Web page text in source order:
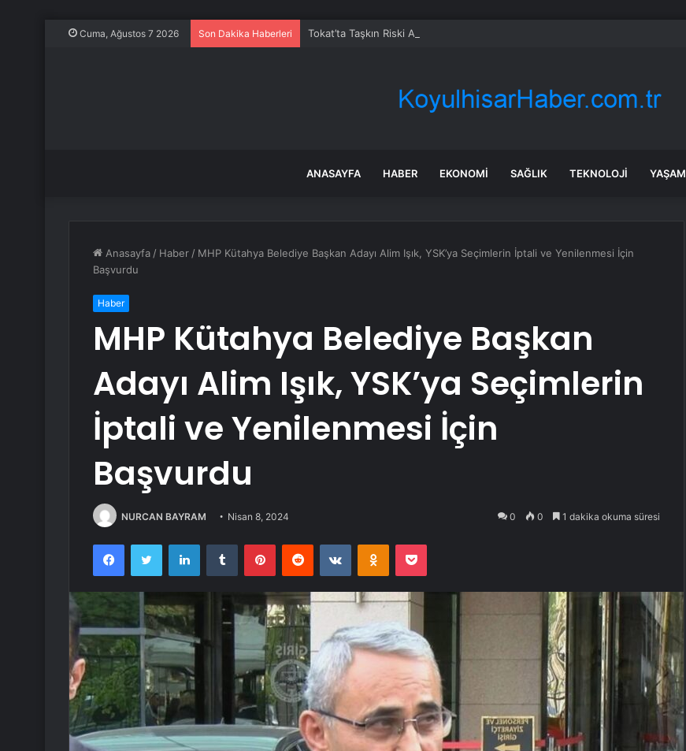
Cuma, Ağustos 7 2026 Son Dakika Haberleri Tokat’ta Taşkın Riski Artıyor
ANASAYFA HABER EKONOMI SAĞLIK TEKNOLOJI YAŞAM
Anasayfa / Haber / MHP Kütahya Belediye Başkan Adayı Alim Işık, YSK’ya Seçimlerin İptali ve Yenilenmesi İçin
Başvurdu
Haber
MHP Kütahya Belediye Başkan
Adayı Alim Işık, YSK’ya Seçimlerin
İptali ve Yenilenmesi İçin
Başvurdu
NURCAN BAYRAM Nisan 8, 2024 0 0 1 dakika okuma süresi
FacebookTwitter LinkedInTumblr PinterestReddit VKontakteOdnoklassniki
Pocket